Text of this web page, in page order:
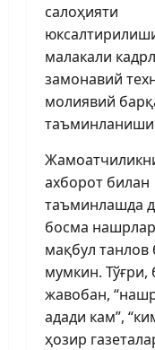
салоҳияти
малакали
замонавий
молиявий
таъминланиши
ахборот билан
таъминлашда
босма
мақбул
мумкин. Тўғри,
жавобан,
адади кам”,
ҳозир